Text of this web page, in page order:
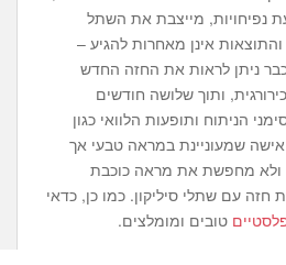
נפיחויות, מייצבת את השתל
אינן מאחרות להגיע –
ניתן לראות את החזה החדש
ותוך שלושה חודשים
הניתוח ותופעות הלוואי כגון
שמעוניינת במראה טבעי אך
ולא מחפשת את מראה כוכבת
חזה עם שתלי סיליקון. כמו כן, כדאי
טובים ומומלצים.